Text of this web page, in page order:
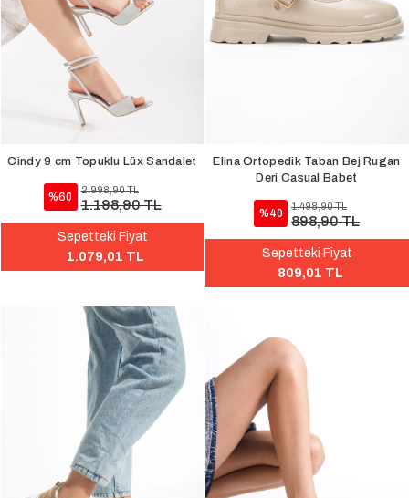
Cindy 9 cm Topuklu Lüx Sandalet
%60
2.998,90 TL
1.198,90 TL
Sepetteki Fiyat
1.079,01 TL
Elina Ortopedik Taban Bej Rugan
Deri Casual Babet
%40
1.498,90 TL
898,90 TL
Sepetteki Fiyat
809,01 TL